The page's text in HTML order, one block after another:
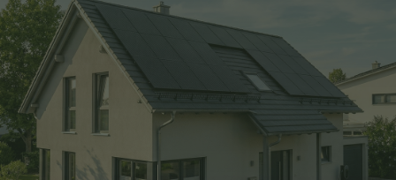
Energie-Check!
Beantworte ein paar kurze Fragen zu deinem Haus
und finde heraus, welche Energielösungen am
besten zu dir passen
Kostenfreie Beratung sichern